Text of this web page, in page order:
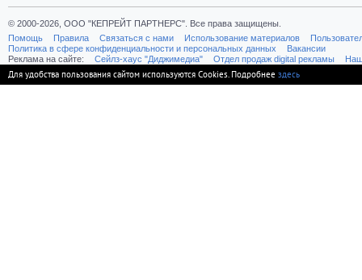
© 2000-2026, ООО "КЕПРЕЙТ ПАРТНЕРС". Все права защищены.
Помощь
Правила Связаться с нами Использование материалов
Политика в сфере конфиденциальности и персональных данных
Вакансии
Реклама на сайте:
Cейлз-хаус "Диджимедиа" Отдел продаж digital рекламы
Для удобства пользования сайтом используются Cookies. Подробнее здесь